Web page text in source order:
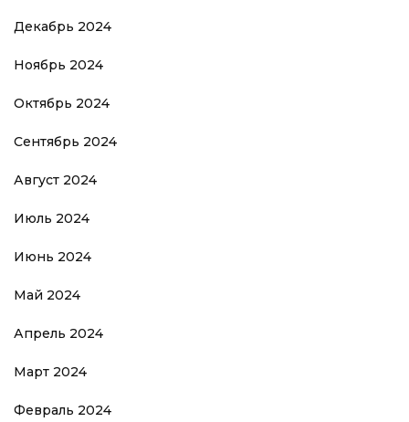
Декабрь 2024
Ноябрь 2024
Октябрь 2024
Сентябрь 2024
Август 2024
Июль 2024
Июнь 2024
Май 2024
Апрель 2024
Март 2024
Февраль 2024